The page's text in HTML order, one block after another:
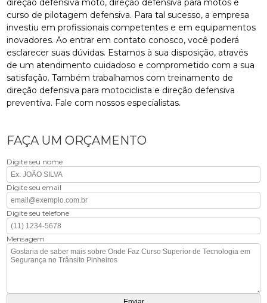
direção defensiva moto, direção defensiva para motos e
curso de pilotagem defensiva. Para tal sucesso, a empresa
investiu em profissionais competentes e em equipamentos
inovadores. Ao entrar em contato conosco, você poderá
esclarecer suas dúvidas. Estamos à sua disposição, através
de um atendimento cuidadoso e comprometido com a sua
satisfação. Também trabalhamos com treinamento de
direção defensiva para motociclista e direção defensiva
preventiva. Fale com nossos especialistas.
FAÇA UM ORÇAMENTO
Digite seu nome
Digite seu email
Digite seu telefone
Mensagem